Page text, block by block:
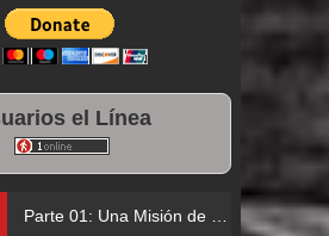
el Línea
Parte 01: Una Misión de Locos